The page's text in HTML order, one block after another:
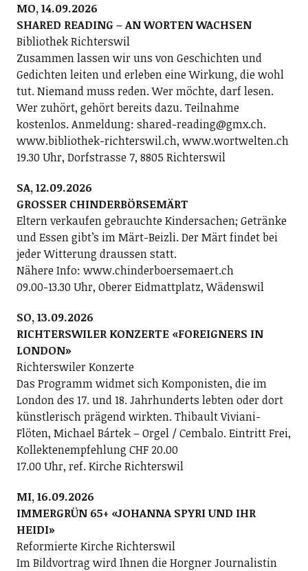
MO, 14.09.2026
SHARED READING – AN WORTEN WACHSEN
Bibliothek Richterswil
Zusammen lassen wir uns von Geschichten und
Gedichten leiten und erleben eine Wirkung, die wohl
tut. Niemand muss reden. Wer möchte, darf lesen.
Wer zuhört, gehört bereits dazu. Teilnahme
kostenlos. Anmeldung: shared-reading@gmx.ch.
www.bibliothek-richterswil.ch, www.wortwelten.ch
19.30 Uhr, Dorfstrasse 7, 8805 Richterswil
SA, 12.09.2026
GROSSER CHINDERBÖRSEMÄRT
Eltern verkaufen gebrauchte Kindersachen; Getränke
und Essen gibt’s im Märt-Beizli. Der Märt findet bei
jeder Witterung draussen statt.
Nähere Info: www.chinderboersemaert.ch
09.00-13.30 Uhr, Oberer Eidmattplatz, Wädenswil
SO, 13.09.2026
RICHTERSWILER KONZERTE «FOREIGNERS IN
LONDON»
Richterswiler Konzerte
Das Programm widmet sich Komponisten, die im
London des 17. und 18. Jahrhunderts lebten oder dort
künstlerisch prägend wirkten. Thibault Viviani-
Flöten, Michael Bártek – Orgel / Cembalo. Eintritt Frei,
Kollektenempfehlung CHF 20.00
17.00 Uhr, ref. Kirche Richterswil
MI, 16.09.2026
IMMERGRÜN 65+ «JOHANNA SPYRI UND IHR
HEIDI»
Reformierte Kirche Richterswil
Im Bildvortrag wird Ihnen die Horgner Journalistin